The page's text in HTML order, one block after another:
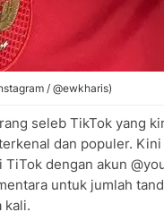
/ @ewkharis)
seleb TikTok yang
dan populer.
TiTok dengan akun
untuk jumlah
kali.